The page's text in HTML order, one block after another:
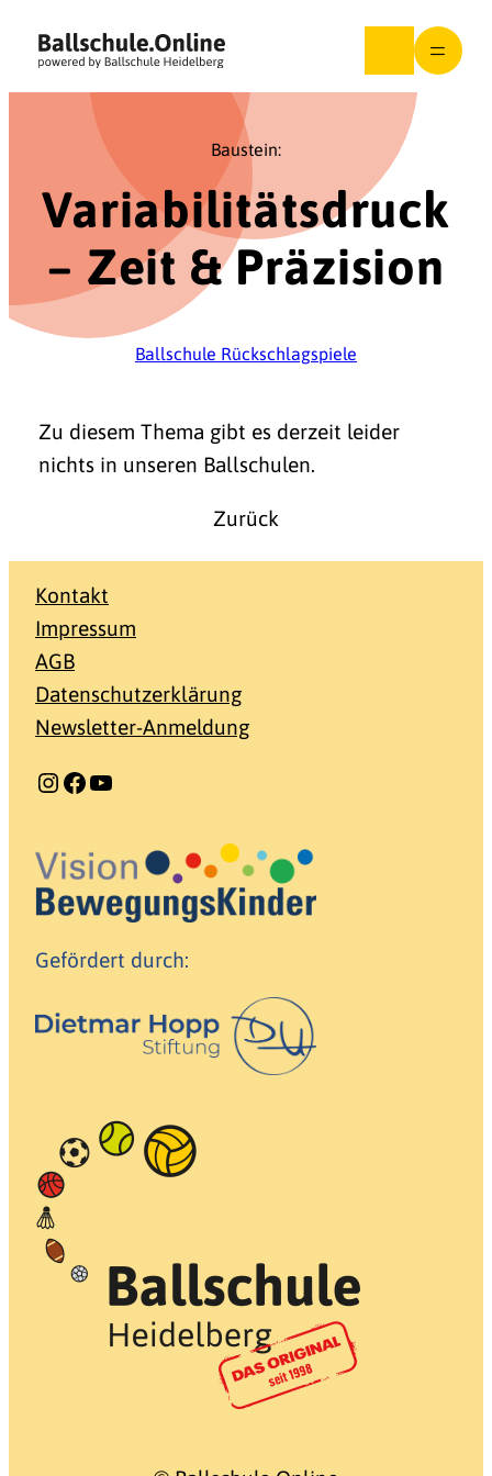
Inhalt
springen
Baustein:
Variabilitätsdruck
– Zeit & Präzision
Ballschule Rückschlagspiele
Zu diesem Thema gibt es derzeit leider
nichts in unseren Ballschulen.
Zurück
Kontakt
Impressum
AGB
Datenschutzerklärung
Newsletter-Anmeldung
Instagram Facebook YouTube
Gefördert durch: